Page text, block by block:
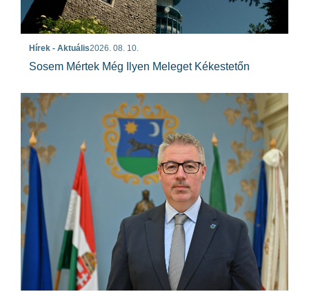
Hírek - Aktuális2026. 08. 10.
Sosem Mértek Még Ilyen Meleget Kékestetőn